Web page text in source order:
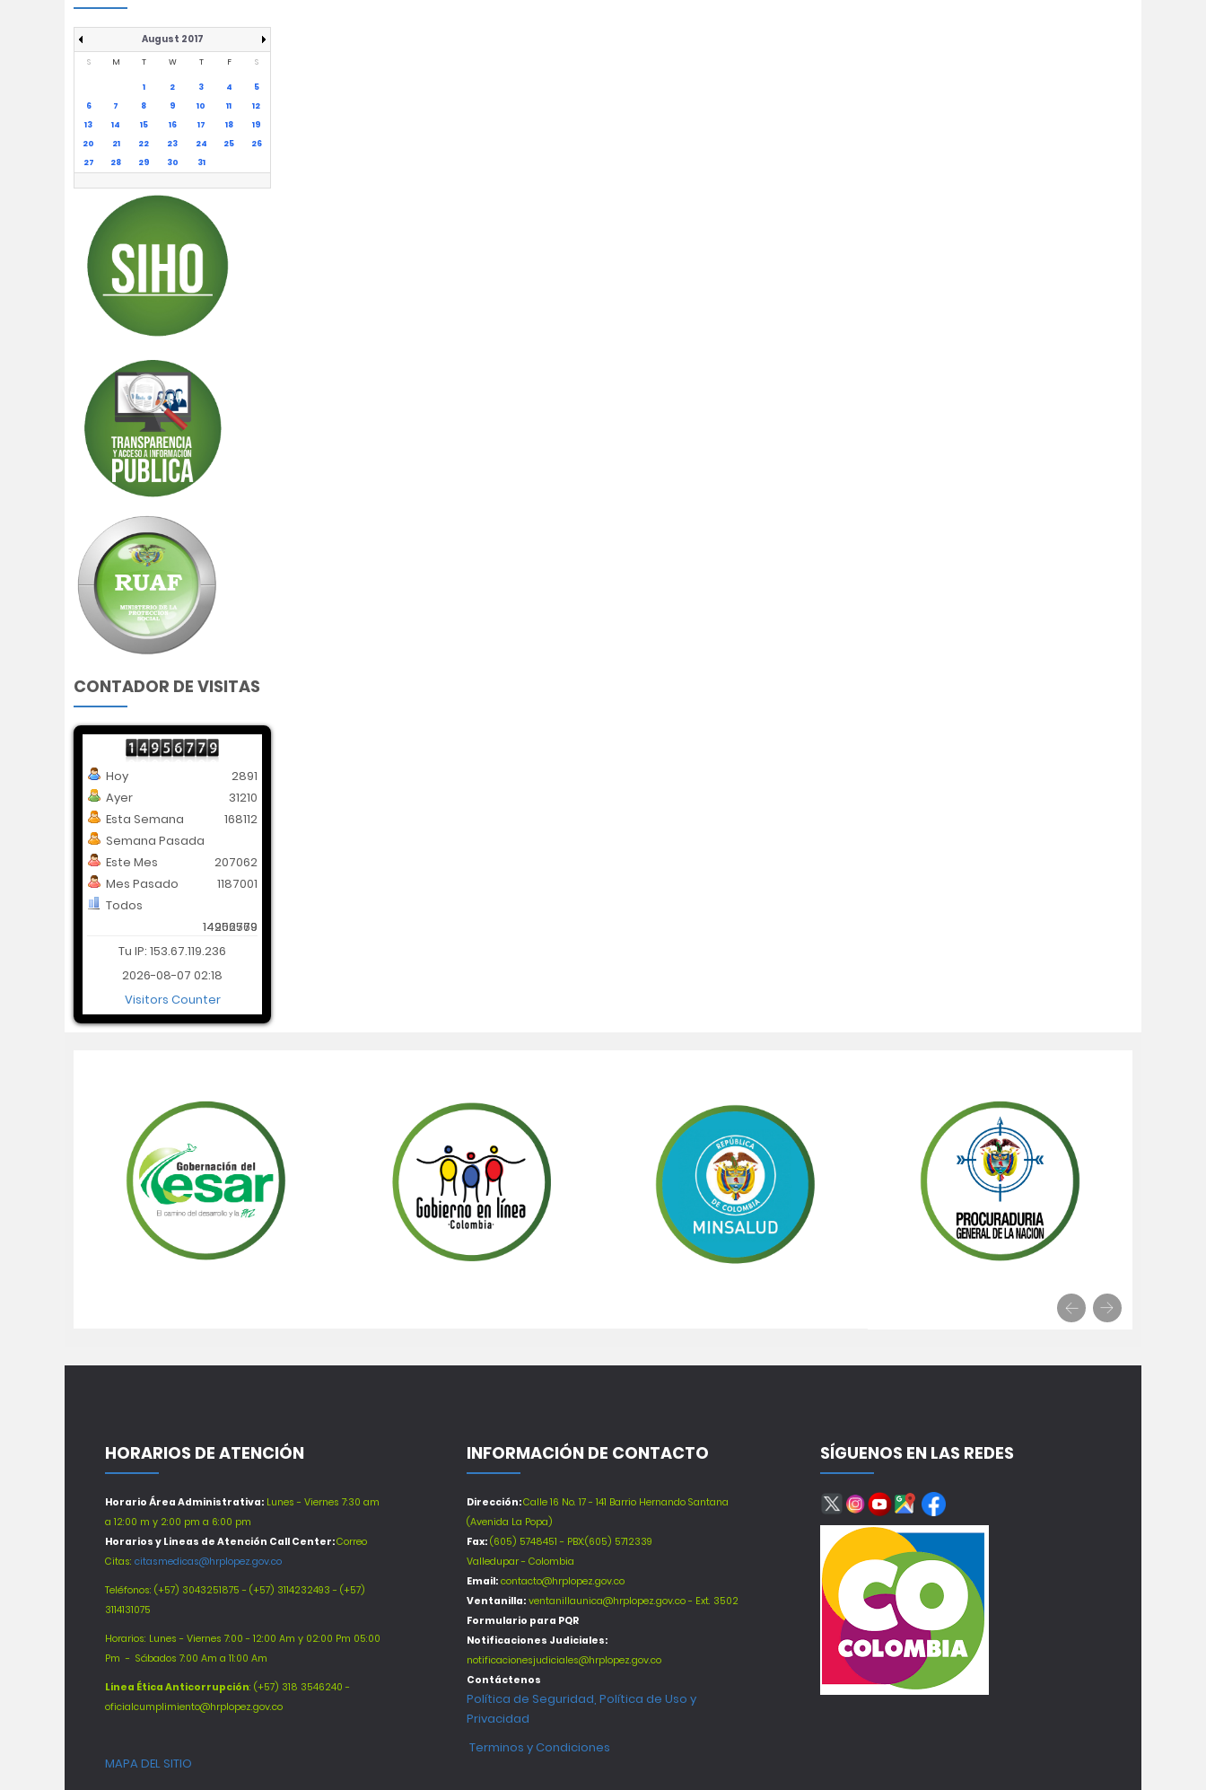
August 2017
S M T W T F S
1 2 3 4
5
6
7 8 9 10 11
12
13
14 15 16 17 18
19
20
21 22 23 24 25
26
27
28 29 30 31
CONTADOR DE VISITAS
Hoy
Ayer
Esta Semana
Semana Pasada
Este Mes
Mes Pasado
Todos
2891
31210
168112
14202569
207062
1187001
14956779
Tu IP: 153.67.119.236
2026-08-07 02:18
Visitors Counter
HORARIOS DE ATENCIÓN
Horario Área Administrativa: Lunes - Viernes 7:30 am
a 12:00 m y 2:00 pm a 6:00 pm
Horarios y Lineas de Atención Call Center:Correo
Citas: citasmedicas@hrplopez.gov.co
Teléfonos: (+57) 3043251875 - (+57) 3114232493 - (+57)
3114131075
Horarios: Lunes - Viernes 7:00 - 12:00 Am y 02:00 Pm 05:00
Pm - Sábados 7:00 Am a 11:00 Am
Línea Ética Anticorrupción: (+57) 318 3546240 -
oficialcumplimiento@hrplopez.gov.co
MAPA DEL SITIO
INFORMACIÓN DE CONTACTO
Dirección:Calle 16 No. 17 - 141 Barrio Hernando Santana
(Avenida La Popa)
Fax: (605) 5748451 - PBX:(605) 5712339
Valledupar - Colombia
Email: contacto@hrplopez.gov.co
Ventanilla: ventanillaunica@hrplopez.gov.co - Ext. 3502
Formulario para PQR
Notificaciones Judiciales:
notificacionesjudiciales@hrplopez.gov.co
Contáctenos
Política de Seguridad, Política de Uso y
Privacidad
Terminos y Condiciones
SÍGUENOS EN LAS REDES